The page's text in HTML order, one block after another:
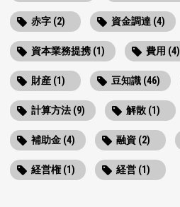
赤字 (2) 資金調達 (4)
資本業務提携 (1) 費用 (4)
財産 (1) 豆知識 (46)
計算方法 (9) 解散 (1)
補助金 (4) 融資 (2)
経営権 (1) 経営 (1)